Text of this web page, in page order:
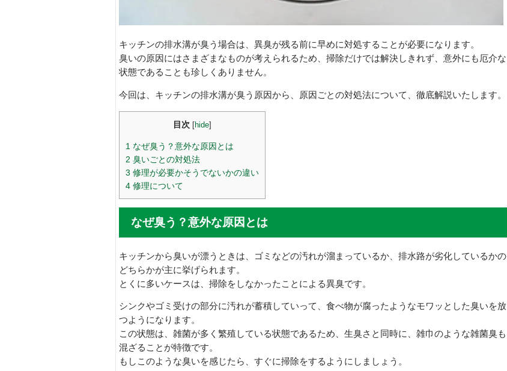
キッチンの排水溝が臭う場合は、異臭が残る前に早めに対処することが必要になります。
臭いの原因にはさまざまなものが考えられるため、掃除だけでは解決しきれず、意外にも厄介な
状態であることも珍しくありません。
今回は、キッチンの排水溝が臭う原因から、原因ごとの対処法について、徹底解説いたします。
目次 [hide]
1 なぜ臭う？意外な原因とは
2 臭いごとの対処法
3 修理が必要かそうでないかの違い
4 修理について
なぜ臭う？意外な原因とは
キッチンから臭いが漂うときは、ゴミなどの汚れが溜まっているか、排水路が劣化しているかの
どちらかが主に挙げられます。
とくに多いケースは、掃除をしなかったことによる異臭です。
シンクやゴミ受けの部分に汚れが蓄積していって、食べ物が腐ったようなモワッとした臭いを放
つようになります。
この状態は、雑菌が多く繁殖している状態であるため、生臭さと同時に、雑巾のような雑菌臭も
混ざることが特徴です。
もしこのような臭いを感じたら、すぐに掃除をするようにしましょう。